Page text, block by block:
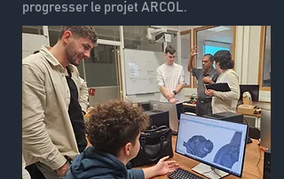
progresser le projet ARCOL.